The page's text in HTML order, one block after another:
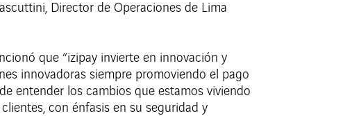
Director de Operaciones de Lima
que “izipay invierte en innovación y
innovadoras siempre promoviendo el pago
entender los cambios que estamos viviendo
con énfasis en su seguridad y